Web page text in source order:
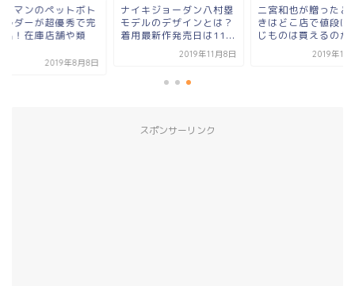
クマンのペットボト
ルダーが超優秀で完
出！在庫店舗や類
2019年8月8日
ナイキジョーダン八村塁
モデルのデザインとは？
着用最新作発売日は11...
2019年11月8日
二宮和也が贈ったど
きはどこ店で値段は
じものは買えるのか
2019年11
スポンサーリンク